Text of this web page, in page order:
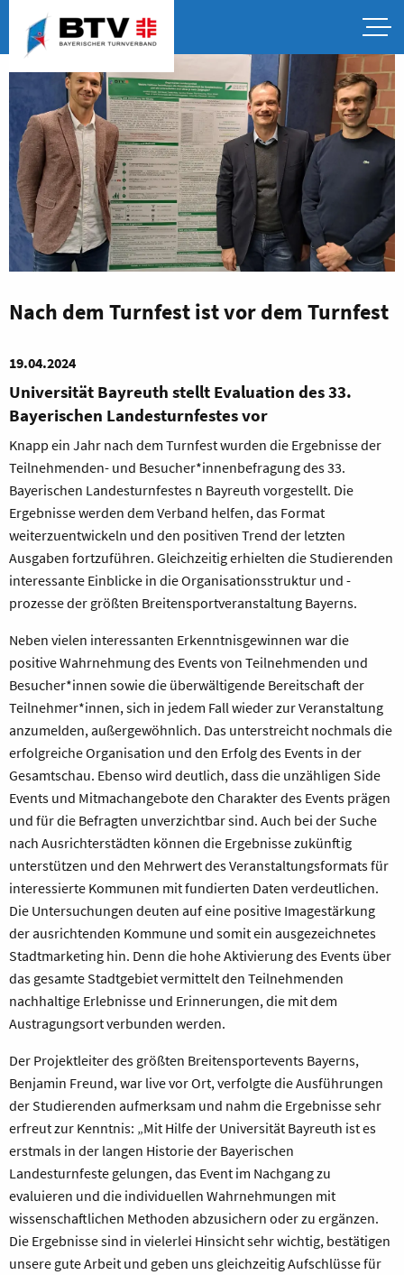
Nach dem Turnfest ist vor dem Turnfest
19.04.2024
Universität Bayreuth stellt Evaluation des 33.
Bayerischen Landesturnfestes vor
Knapp ein Jahr nach dem Turnfest wurden die Ergebnisse der
Teilnehmenden- und Besucher*innenbefragung des 33.
Bayerischen Landesturnfestes n Bayreuth vorgestellt. Die
Ergebnisse werden dem Verband helfen, das Format
weiterzuentwickeln und den positiven Trend der letzten
Ausgaben fortzuführen. Gleichzeitig erhielten die Studierenden
interessante Einblicke in die Organisationsstruktur und -
prozesse der größten Breitensportveranstaltung Bayerns.
Neben vielen interessanten Erkenntnisgewinnen war die
positive Wahrnehmung des Events von Teilnehmenden und
Besucher*innen sowie die überwältigende Bereitschaft der
Teilnehmer*innen, sich in jedem Fall wieder zur Veranstaltung
anzumelden, außergewöhnlich. Das unterstreicht nochmals die
erfolgreiche Organisation und den Erfolg des Events in der
Gesamtschau. Ebenso wird deutlich, dass die unzähligen Side
Events und Mitmachangebote den Charakter des Events prägen
und für die Befragten unverzichtbar sind. Auch bei der Suche
nach Ausrichterstädten können die Ergebnisse zukünftig
unterstützen und den Mehrwert des Veranstaltungsformats für
interessierte Kommunen mit fundierten Daten verdeutlichen.
Die Untersuchungen deuten auf eine positive Imagestärkung
der ausrichtenden Kommune und somit ein ausgezeichnetes
Stadtmarketing hin. Denn die hohe Aktivierung des Events über
das gesamte Stadtgebiet vermittelt den Teilnehmenden
nachhaltige Erlebnisse und Erinnerungen, die mit dem
Austragungsort verbunden werden.
Der Projektleiter des größten Breitensportevents Bayerns,
Benjamin Freund, war live vor Ort, verfolgte die Ausführungen
der Studierenden aufmerksam und nahm die Ergebnisse sehr
erfreut zur Kenntnis: „Mit Hilfe der Universität Bayreuth ist es
erstmals in der langen Historie der Bayerischen
Landesturnfeste gelungen, das Event im Nachgang zu
evaluieren und die individuellen Wahrnehmungen mit
wissenschaftlichen Methoden abzusichern oder zu ergänzen.
Die Ergebnisse sind in vielerlei Hinsicht sehr wichtig, bestätigen
unsere gute Arbeit und geben uns gleichzeitig Aufschlüsse für